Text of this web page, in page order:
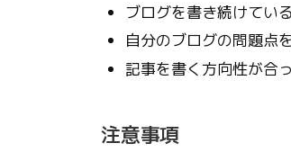
ブログを書き続けてい
自分のブログの問題点
記事を書く方向性が合
注意事項